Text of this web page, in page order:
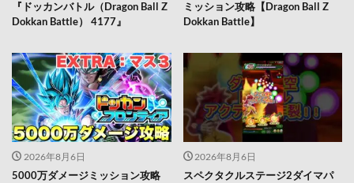
『ドッカンバトル（Dragon Ball Z
Dokkan Battle） 4177』
ミッション攻略【Dragon Ball Z
Dokkan Battle】
2026年8月6日
5000万ダメージミッション攻略
2026年8月6日
スペクタクルステージ2ダイマパ